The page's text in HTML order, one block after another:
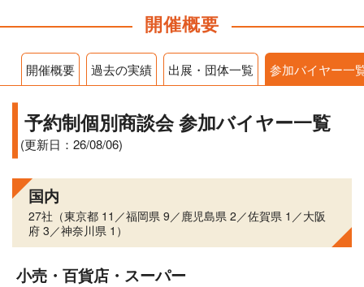
開催概要
開催概要 過去の実績 出展・団体一覧 参加バイヤー一
予約制個別商談会 参加バイヤー一覧
(更新日：26/08/06)
国内
27社（東京都 11／福岡県 9／鹿児島県 2／佐賀県 1／大阪
府 3／神奈川県 1）
小売・百貨店・スーパー